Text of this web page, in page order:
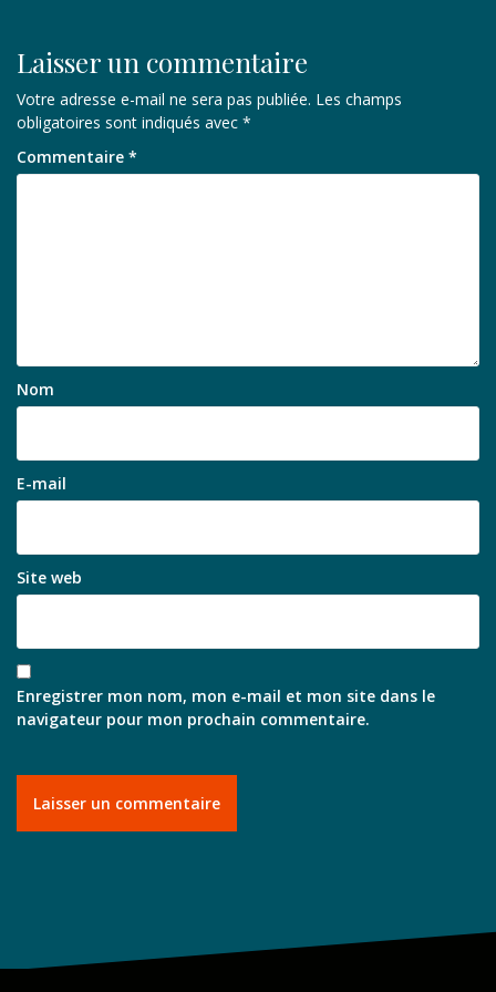
Laisser un commentaire
Votre adresse e-mail ne sera pas publiée. Les champs
obligatoires sont indiqués avec *
Commentaire *
Nom
E-mail
Site web
Enregistrer mon nom, mon e-mail et mon site dans le
navigateur pour mon prochain commentaire.